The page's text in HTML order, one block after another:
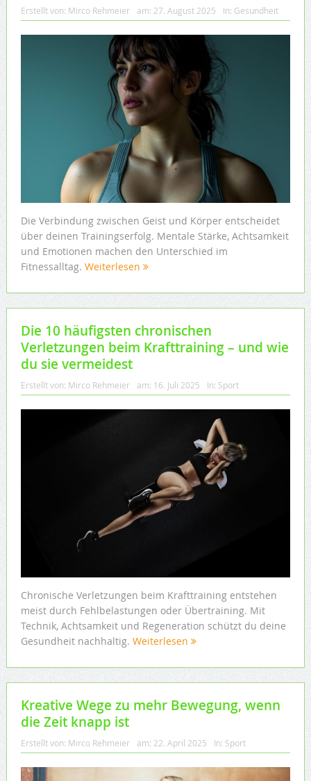
Erstellt von: Mirco Rehmeier am: 27. August 2025 In: Gesundheit
Die Verbindung zwischen Geist und Körper entscheidet
über deinen Trainingserfolg. Mentale Stärke, Achtsamkeit
und Emotionen machen den Unterschied im
Fitnessalltag. Weiterlesen
Die 10 häufigsten chronischen
Verletzungen beim Krafttraining – und wie
du sie vermeidest
Erstellt von: Mirco Rehmeier am: 16. Juli 2025 In: Sport
Chronische Verletzungen beim Krafttraining entstehen
meist durch Fehlbelastungen oder Übertraining. Mit
Technik, Achtsamkeit und Regeneration schützt du deine
Gesundheit nachhaltig. Weiterlesen
Kreative Wege zu mehr Bewegung, wenn
die Zeit knapp ist
Erstellt von: Mirco Rehmeier am: 22. April 2025 In: Sport